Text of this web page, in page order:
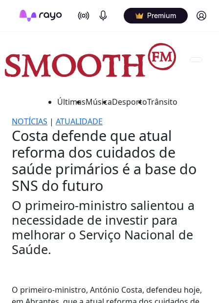
On Air Podcasts Premium Log in
ÚltimasMúsicaDesportoTrânsito
NOTÍCIAS | ATUALIDADE
Costa defende que atual
reforma dos cuidados de
saúde primários é a base do
SNS do futuro
O primeiro-ministro salientou a
necessidade de investir para
melhorar o Serviço Nacional de
Saúde.
O primeiro-ministro, António Costa, defendeu hoje,